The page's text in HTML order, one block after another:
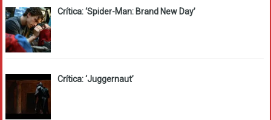
Crítica: ‘Spider-Man: Brand New Day’
Crítica: ‘Juggernaut’